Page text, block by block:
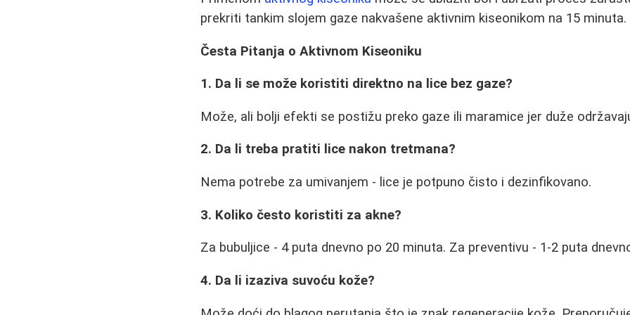
prekriti tankim slojem gaze nakvašene aktivnim kiseonikom na 15 minuta.
Česta Pitanja o Aktivnom Kiseoniku
1. Da li se može koristiti direktno na lice bez gaze?
Može, ali bolji efekti se postižu preko gaze ili maramice jer duže
2. Da li treba pratiti lice nakon tretmana?
Nema potrebe za umivanjem - lice je potpuno čisto i dezinfikovano.
3. Koliko često koristiti za akne?
Za bubuljice - 4 puta dnevno po 20 minuta. Za preventivu - 1-2 puta
4. Da li izaziva suvoću kože?